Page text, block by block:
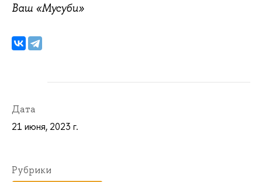
Ваш «Мусуби»
Дата
21 июня, 2023 г.
Рубрики